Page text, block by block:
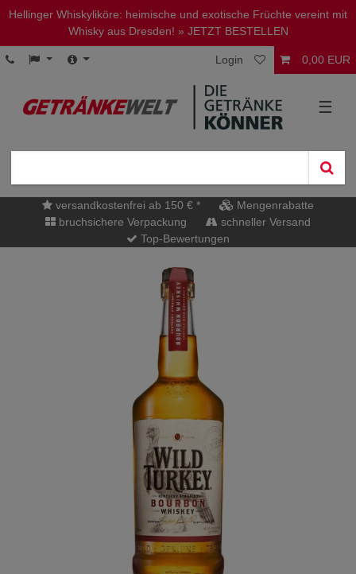
Hellinger Whiskyliköre: heimische und exotische Früchte vereint mit
Whisky aus Dresden! » JETZT BESTELLEN
Login 0,00 EUR
☰
versandkostenfrei ab 150 € *
Mengenrabatte
bruchsichere Verpackung
schneller Versand
Top-Bewertungen